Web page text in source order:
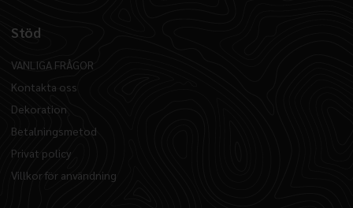
Stöd
VANLIGA FRÅGOR
Kontakta oss
Dekoration
Betalningsmetod
Privat policy
Villkor för användning